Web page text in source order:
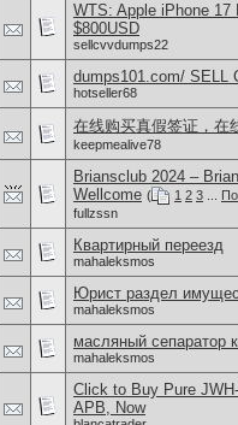
WTS: Apple iPhone
$800USD
sellcvvdumps22
dumps101.com/ SELL
hotseller68
在线购买真假签证，在
keepmealive78
Briansclub 2024 –
Wellcome ( 1 2 3
fullzssn
Квартирный переезд
mahaleksmos
Юрист раздел
mahaleksmos
масляный сепаратор
mahaleksmos
Click to Buy Pure
APB, Now